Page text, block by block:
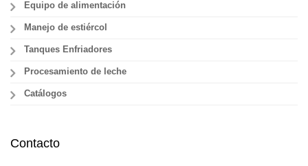
Equipo de alimentación
Manejo de estiércol
Tanques Enfriadores
Procesamiento de leche
Catálogos
Contacto